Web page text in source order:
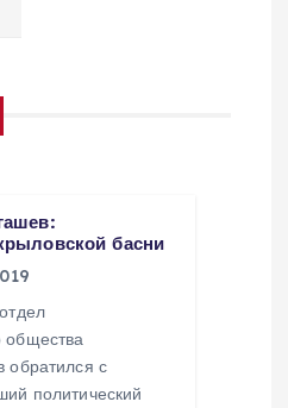
басни
общества
обратился с
политический